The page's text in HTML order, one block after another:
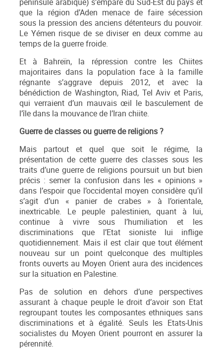
péninsule arabique) s’empare du Sud-Est du pays et
que la région d’Aden menace de faire sécession
sous la pression des anciens détenteurs du pouvoir.
Le Yémen risque de se diviser en deux comme au
temps de la guerre froide.
Et à Bahreïn, la répression contre les Chiites
majoritaires dans la population face à la famille
régnante s’aggrave depuis 2012, et avec la
bénédiction de Washington, Riad, Tel Aviv et Paris,
qui verraient d’un mauvais œil le basculement de
l’île dans la mouvance de l’Iran chiite.
Guerre de classes ou guerre de religions ?
Mais partout et quel que soit le régime, la
présentation de cette guerre des classes sous les
traits d’une guerre de religions poursuit un but bien
précis : semer la confusion dans les « opinions »
dans l’espoir que l’occidental moyen considère qu’il
s’agit d’un « panier de crabes » à l’orientale,
inextricable. Le peuple palestinien, quant à lui,
continue à vivre sous l’humiliation et les
discriminations que l’Etat sioniste lui inflige
quotidiennement. Mais il est clair que tout élément
nouveau sur un point quelconque des multiples
fronts ouverts au Moyen Orient aura des incidences
sur la situation en Palestine.
Pas de solution en dehors d’une perspectives
assurant à chaque peuple le droit d’avoir son Etat
regroupant toutes les composantes ethniques sans
discriminations et à égalité. Seuls les Etats-Unis
socialistes du Moyen Orient pourront en assurer la
pérennité.